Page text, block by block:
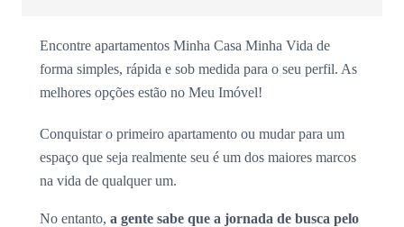
Encontre apartamentos Minha Casa Minha Vida de
forma simples, rápida e sob medida para o seu perfil. As
melhores opções estão no Meu Imóvel!
Conquistar o primeiro apartamento ou mudar para um
espaço que seja realmente seu é um dos maiores marcos
na vida de qualquer um.
No entanto, a gente sabe que a jornada de busca pelo